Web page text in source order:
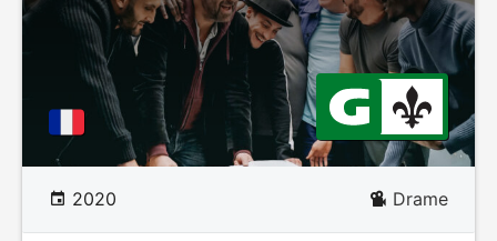
2020 Drame